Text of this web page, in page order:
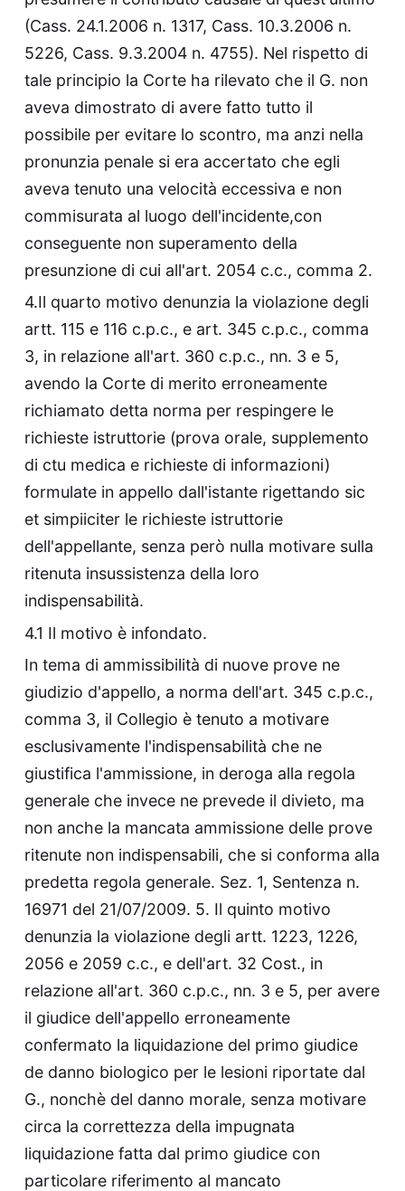
(Cass. 24.1.2006 n. 1317, Cass. 10.3.2006 n.
5226, Cass. 9.3.2004 n. 4755). Nel rispetto di
tale principio la Corte ha rilevato che il G. non
aveva dimostrato di avere fatto tutto il
possibile per evitare lo scontro, ma anzi nella
pronunzia penale si era accertato che egli
aveva tenuto una velocità eccessiva e non
commisurata al luogo dell'incidente,con
conseguente non superamento della
presunzione di cui all'art. 2054 c.c., comma 2.
4.Il quarto motivo denunzia la violazione degli
artt. 115 e 116 c.p.c., e art. 345 c.p.c., comma
3, in relazione all'art. 360 c.p.c., nn. 3 e 5,
avendo la Corte di merito erroneamente
richiamato detta norma per respingere le
richieste istruttorie (prova orale, supplemento
di ctu medica e richieste di informazioni)
formulate in appello dall'istante rigettando sic
et simpiiciter le richieste istruttorie
dell'appellante, senza però nulla motivare sulla
ritenuta insussistenza della loro
indispensabilità.
4.1 Il motivo è infondato.
In tema di ammissibilità di nuove prove ne
giudizio d'appello, a norma dell'art. 345 c.p.c.,
comma 3, il Collegio è tenuto a motivare
esclusivamente l'indispensabilità che ne
giustifica l'ammissione, in deroga alla regola
generale che invece ne prevede il divieto, ma
non anche la mancata ammissione delle prove
ritenute non indispensabili, che si conforma alla
predetta regola generale. Sez. 1, Sentenza n.
16971 del 21/07/2009. 5. Il quinto motivo
denunzia la violazione degli artt. 1223, 1226,
2056 e 2059 c.c., e dell'art. 32 Cost., in
relazione all'art. 360 c.p.c., nn. 3 e 5, per avere
il giudice dell'appello erroneamente
confermato la liquidazione del primo giudice
de danno biologico per le lesioni riportate dal
G., nonchè del danno morale, senza motivare
circa la correttezza della impugnata
liquidazione fatta dal primo giudice con
particolare riferimento al mancato